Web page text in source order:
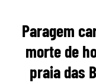
Paragem
morte de
praia das